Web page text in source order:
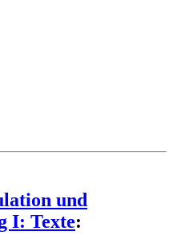
und
I: Texte: